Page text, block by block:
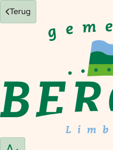
Terug